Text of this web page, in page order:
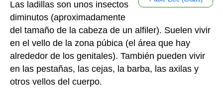
Las ladillas son unos insectos
diminutos (aproximadamente
del tamaño de la cabeza de un alfiler). Suelen vivir
en el vello de la zona púbica (el área que hay
alrededor de los genitales). También pueden vivir
en las pestañas, las cejas, la barba, las axilas y
otros vellos del cuerpo.